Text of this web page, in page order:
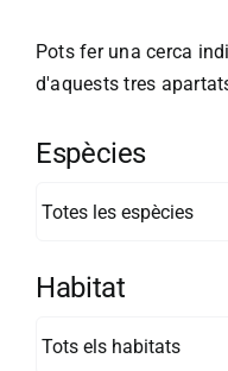
Pots fer una cerca
d'aquests tres
Espècies
Habitat